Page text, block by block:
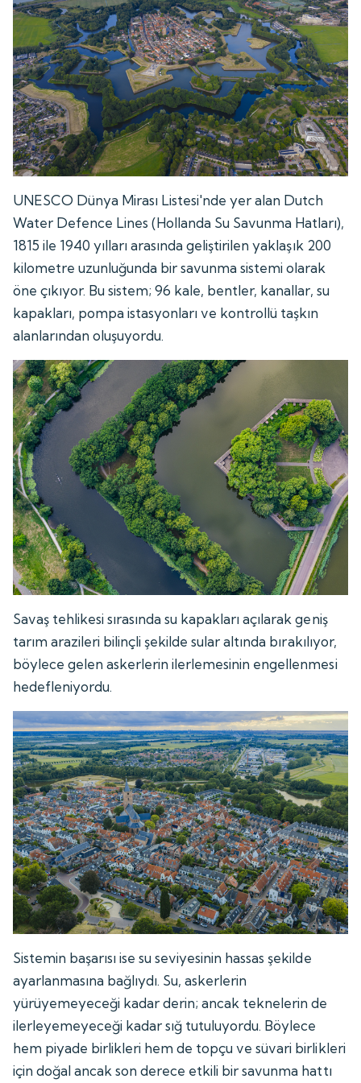
UNESCO Dünya Mirası Listesi'nde yer alan Dutch
Water Defence Lines (Hollanda Su Savunma Hatları),
1815 ile 1940 yılları arasında geliştirilen yaklaşık 200
kilometre uzunluğunda bir savunma sistemi olarak
öne çıkıyor. Bu sistem; 96 kale, bentler, kanallar, su
kapakları, pompa istasyonları ve kontrollü taşkın
alanlarından oluşuyordu.
Savaş tehlikesi sırasında su kapakları açılarak geniş
tarım arazileri bilinçli şekilde sular altında bırakılıyor,
böylece gelen askerlerin ilerlemesinin engellenmesi
hedefleniyordu.
Sistemin başarısı ise su seviyesinin hassas şekilde
ayarlanmasına bağlıydı. Su, askerlerin
yürüyemeyeceği kadar derin; ancak teknelerin de
ilerleyemeyeceği kadar sığ tutuluyordu. Böylece
hem piyade birlikleri hem de topçu ve süvari birlikleri
için doğal ancak son derece etkili bir savunma hattı